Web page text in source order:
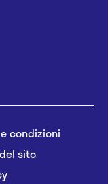
condizioni
sito